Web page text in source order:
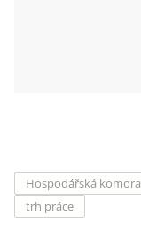
Hospodářská komora
trh práce